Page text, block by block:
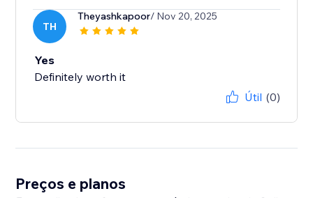
TH
Theyashkapoor/ Nov 20, 2025
Yes
Definitely worth it
Útil (0)
Preços e planos